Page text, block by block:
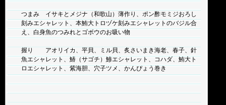
つまみ イサキとメジナ（和歌山）薄作り、ポン酢モミジおろし
刻みエシャレット、本鮪大トロヅケ刻みエシャレットのバジル合
え、白身魚のつみれとゴボウのお吸い物
握り アオリイカ、平貝、ミル貝、炙さいまき海老、春子、針
魚エシャレット、鰆（サゴチ）鯵エシャレット、コハダ、鮪大ト
ロエシャレット、紫海胆、穴子ツメ、かんぴょう巻き